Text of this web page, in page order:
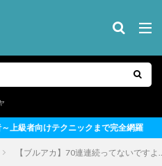
【ブルアカ】70連連続ってないです